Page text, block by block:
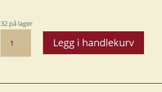
32 på lager
03
Legg i handlekurv